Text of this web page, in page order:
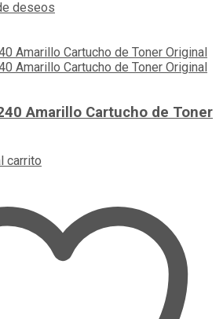
deseos
Amarillo Cartucho de Toner
carrito